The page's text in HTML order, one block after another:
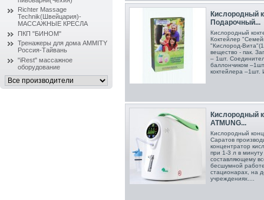
Richter Massage
Technik(Швейцария)-
МАССАЖНЫЕ КРЕСЛА
ПКП "БИНОМ"
Тренажеры для дома AMMITY
Россия-Тайвань
"iRest" массажное
оборудование
Кислородный
Подарочный...
Кислородный
Коктейлер
"Кислород-
вещество - пак.
– 1шт.
баллончиком
коктейлера –1шт.
Кислородный
ATMUNG...
Кислородный
Саратов
концентратор
при 1-3 л в
составляющему
бесшумной
стационарах, на
учреждениях....